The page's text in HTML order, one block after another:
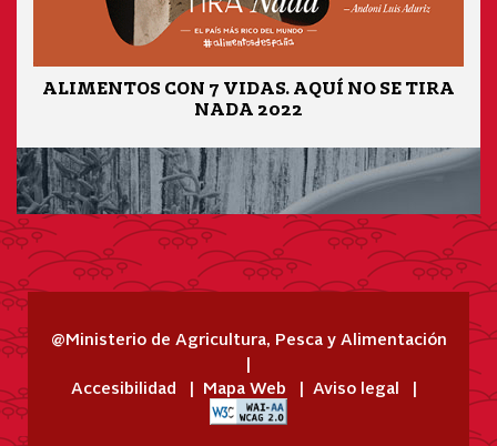
ALIMENTOS CON 7 VIDAS. AQUÍ NO SE TIRA
NADA 2022
@Ministerio de Agricultura, Pesca y Alimentación
Accesibilidad Mapa Web Aviso legal